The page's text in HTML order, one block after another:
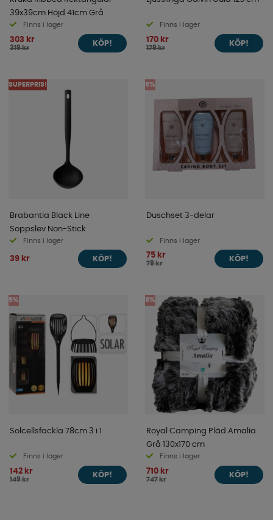
39x39cm Höjd 41cm Grå
Finns i lager
303 kr
319 kr
KÖP!
Finns i lager
170 kr
179 kr
KÖP!
SUPERPRIS!
Brabantia Black Line
Soppslev Non-Stick
Finns i lager
39 kr KÖP!
5%
Duschset 3-delar
Finns i lager
75 kr
79 kr
KÖP!
5%
Solcellsfackla 78cm 3 i 1
Finns i lager
142 kr
149 kr
KÖP!
5%
Royal Camping Pläd Amalia
Grå 130x170 cm
Finns i lager
710 kr
747 kr
KÖP!